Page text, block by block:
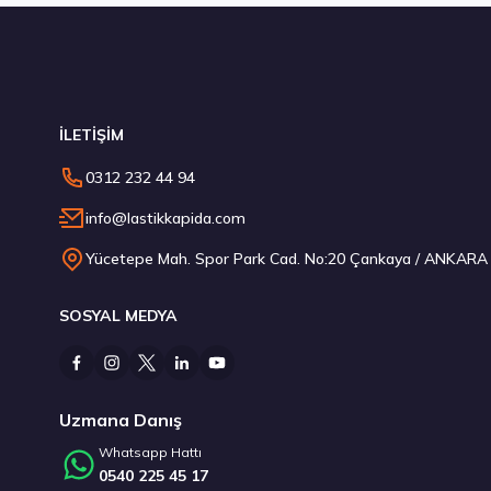
235/45 R18 98Y XL Ecsta Sport PS72 Yaz 2026
6.710,00 ₺
185/65 R15 88H Intensa HP 2 2026
İLETİŞİM
0312 232 44 94
info@lastikkapida.com
Yücetepe Mah. Spor Park Cad. No:20 Çankaya / ANKARA
SOSYAL MEDYA
Uzmana Danış
Whatsapp Hattı
0540 225 45 17